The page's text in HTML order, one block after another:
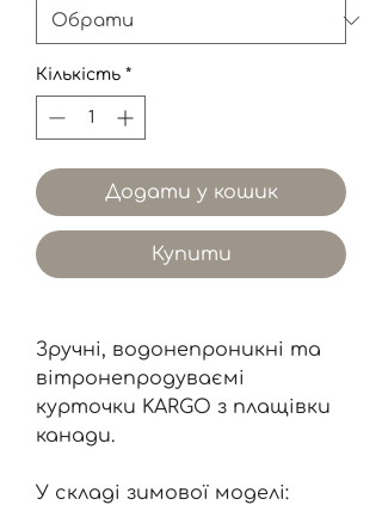
Кількість *
Додати у кошик
Купити
Зручні, водонепроникні та
вітронепродуваємі
курточки KARGO з плащівки
канади.
У складі зимової моделі: